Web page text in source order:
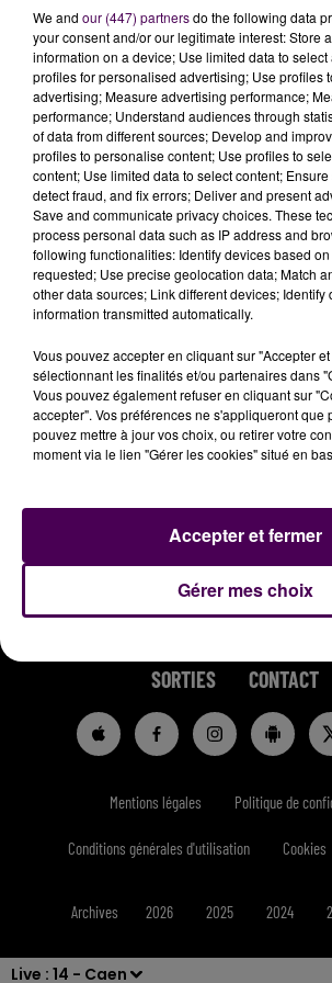
Live : 14 - Caen
TITRES DIFFUSÉS
5h03
5h03
TEDDY SWIMS
Mr Know It All
5h00
5h00
LOLA YOUNG
Messy
RADIO INFOS REPLAYS
SORTIES CONTACT
Mentions légales Politique de
Conditions générales d'utilisation Cookies
Archives 2026 2025 2024
We and our (447) partnersdo the following data
your consent and/or our legitimate interest: Store
information on a device; Use limited data to
profiles for personalised advertising; Use profiles
advertising; Measure advertising performance;
performance; Understand audiences through
of data from different sources; Develop and
profiles to personalise content; Use profiles to
content; Use limited data to select content;
detect fraud, and fix errors; Deliver and present
Save and communicate privacy choices. These
process personal data such as IP address and
following functionalities: Identify devices based
requested; Use precise geolocation data; Match
other data sources; Link different devices; Identify
information transmitted automatically.
Vous pouvez accepter en cliquant sur "Accepter
sélectionnant les finalités et/ou partenaires dans
Vous pouvez également refuser en cliquant sur
accepter". Vos préférences ne s'appliqueront que
pouvez mettre à jour vos choix, ou retirer votre
moment via le lien "Gérer les cookies" situé en
Gérer mes choix
Accepter et fermer